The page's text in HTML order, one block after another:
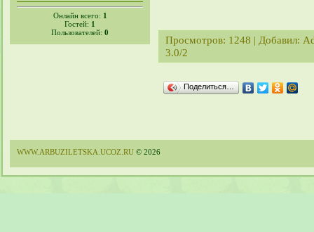
Онлайн всего: 1
Гостей: 1
Пользователей: 0
Просмотров: 1248 | Добавил:
3.0/2
Поделиться…
WWW.ARBUZILETSKA.UCOZ.RU © 2026